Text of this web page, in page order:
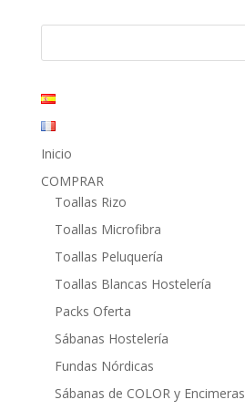
era:
es:
Inicio
COMPRAR
Toallas Rizo
Toallas Microfibra
Toallas Peluquería
Toallas Blancas Hostelería
Packs Oferta
Sábanas Hostelería
Fundas Nórdicas
Sábanas de COLOR y Encimeras